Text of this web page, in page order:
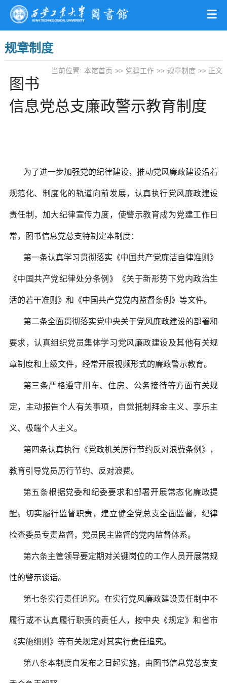
规章制度
当前位置: 本馆首页 >> 党建工作 >> 规章制度 >> 正文
图书
信息党总支廉政警示教育制度
为了进一步加强党的纪律建设，推动党风廉政建设沿着
规范化、制度化的轨道向前发展，认真执行党风廉政建设
责任制，加大纪律宣传力度，使警示教育成为党建工作日
常，图书信息党总支特制定本制度：
第一条认真学习贯彻落实《中国共产党廉洁自律准则》
《中国共产党纪律处分条例》《关于新形势下党内政治生
活的若干准则》和《中国共产党党内监督条例》等文件。
第二条全面贯彻落实党中央关于党风廉政建设的部署和
要求，认真组织党员集体学习党风廉政建设及其他有关规
章制度和上级文件，经常开展视频形式的廉政警示教育。
第三条严格遵守用车、住房、公务接待等方面有关规
定，主动报告个人有关事项，自觉抵制拜金主义、享乐主
义、极端个人主义。
第四条认真执行《党政机关厉行节约反对浪费条例》，
教育引导党员厉行节约、反对浪费。
第五条根据党委和纪委要求和部署开展常态化廉政提
醒。切实履行监督职责，建立健全党总支全面监督，纪律
检查委员专责监督，党员民主监督的党内监督体系。
第六条主管领导要定期对关键岗位的工作人员开展常规
性的警示谈话。
第七条实行责任追究。在实行党风廉政建设责任制中不
履行或不认真履行职责的责任人，按中央《规定》和省市
《实施细则》等有关规定对其实行责任追究。
第八条本制度自发布之日起实施，由图书信息党总支支